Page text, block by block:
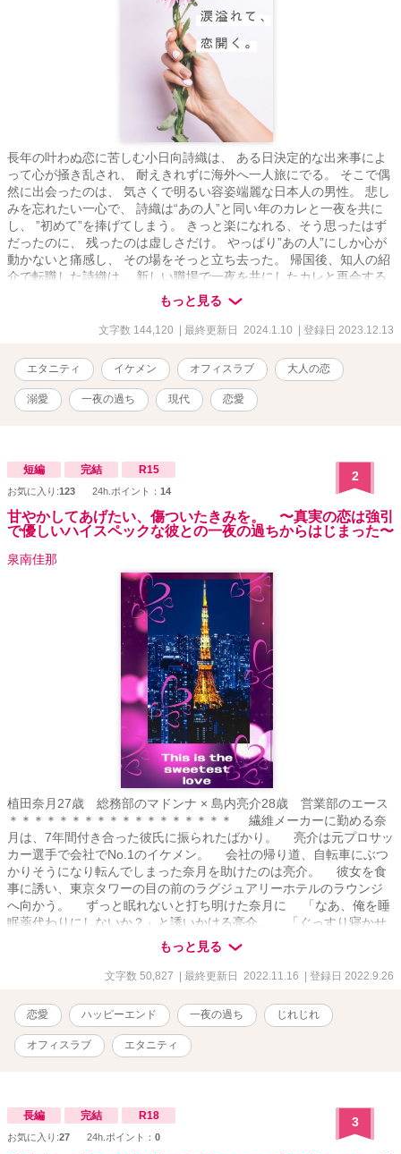
長年の叶わぬ恋に苦しむ小日向詩織は、 ある日決定的な出来事によ
って心が掻き乱され、 耐えきれずに海外へ一人旅にでる。 そこで偶
然に出会ったのは、 気さくで明るい容姿端麗な日本人の男性。 悲し
みを忘れたい一心で、 詩織は“あの人”と同い年のカレと一夜を共に
し、 ”初めて”を捧げてしまう。 きっと楽になれる、そう思ったはず
だったのに、 残ったのは虚しさだけ。 やっぱり”あの人”にしか心が
動かないと痛感し、 その場をそっと立ち去った。 帰国後、知人の紹
介で転職した詩織は、 新しい職場で一夜を共にしたカレと再会する
ことに。 しかもカレはその会社の社長だったーー！ 叶わぬ恋を拗ら
せた主人公の 一夜の過ちから始まるラブストーリー。 ※この作品は
エブリスタ様、ムーンライトノベルズ様でも掲載しています。
もっと見る
文字数 144,120 | 最終更新日 2024.1.10 | 登録日 2023.12.13
エタニティ イケメン オフィスラブ 大人の恋
溺愛 一夜の過ち 現代 恋愛
短編 完結 R15
お気に入り:123 24h.ポイント： 14
2
甘やかしてあげたい、傷ついたきみを。 〜真実の恋は強引
で優しいハイスペックな彼との一夜の過ちからはじまった〜
泉南佳那
植田奈月27歳 総務部のマドンナ × 島内亮介28歳 営業部のエース
＊＊＊＊＊＊＊＊＊＊＊＊＊＊＊＊＊＊ 繊維メーカーに勤める奈
月は、7年間付き合った彼氏に振られたばかり。 亮介は元プロサッ
カー選手で会社でNo.1のイケメン。 会社の帰り道、自転車にぶつ
かりそうになり転んでしまった奈月を助けたのは亮介。 彼女を食
事に誘い、東京タワーの目の前のラグジュアリーホテルのラウンジ
へ向かう。 ずっと眠れないと打ち明けた奈月に 「なあ、俺を睡
眠薬代わりにしないか？」と誘いかける亮介。 「ぐっすり寝かせ
てあけるよ、俺が。つらいことなんかなかったと思えるぐらい、頭
が真っ白になるまで甘やかして」 そうして、一夜の過ちを犯した
ふたりは、その後…… ＊＊＊＊＊＊＊＊＊＊＊＊＊＊＊＊＊＊ ク
恋拗らせ女子奈月のじれじれハッピーエンド・ラブストーリー(^▽^)
他サイトで、中短編１位、トレンド1位を獲得した作品です❣️
もっと見る
文字数 50,827 | 最終更新日 2022.11.16 | 登録日 2022.9.26
恋愛 ハッピーエンド 一夜の過ち じれじれ
オフィスラブ エタニティ
長編 完結 R18
お気に入り:27 24h.ポイント： 0
3